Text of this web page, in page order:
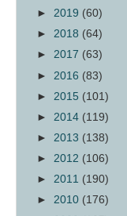
► 2019 (60)
► 2018 (64)
► 2017 (63)
► 2016 (83)
► 2015 (101)
► 2014 (119)
► 2013 (138)
► 2012 (106)
► 2011 (190)
► 2010 (176)